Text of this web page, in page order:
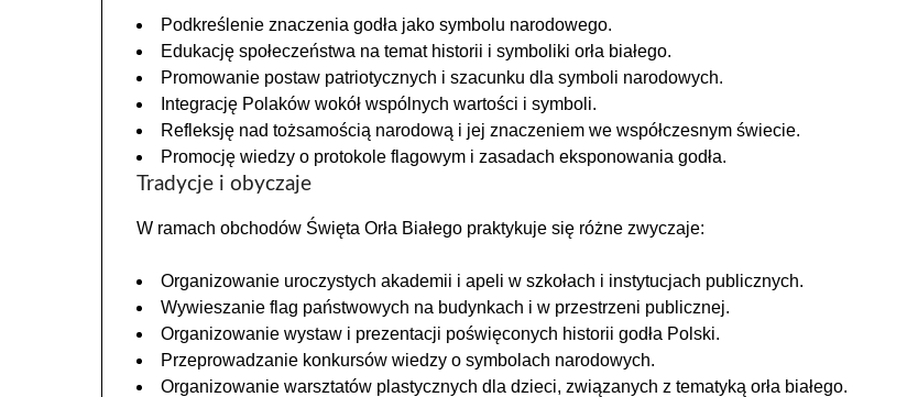
Podkreślenie znaczenia godła jako symbolu narodowego.
Edukację społeczeństwa na temat historii i symboliki orła białego.
Promowanie postaw patriotycznych i szacunku dla symboli narodowych.
Integrację Polaków wokół wspólnych wartości i symboli.
Refleksję nad tożsamością narodową i jej znaczeniem we współczesnym świecie.
Promocję wiedzy o protokole flagowym i zasadach eksponowania godła.
Tradycje i obyczaje
W ramach obchodów Święta Orła Białego praktykuje się różne zwyczaje:
Organizowanie uroczystych akademii i apeli w szkołach i instytucjach publicznych.
Wywieszanie flag państwowych na budynkach i w przestrzeni publicznej.
Organizowanie wystaw i prezentacji poświęconych historii godła Polski.
Przeprowadzanie konkursów wiedzy o symbolach narodowych.
Organizowanie warsztatów plastycznych dla dzieci, związanych z tematyką orła białego.